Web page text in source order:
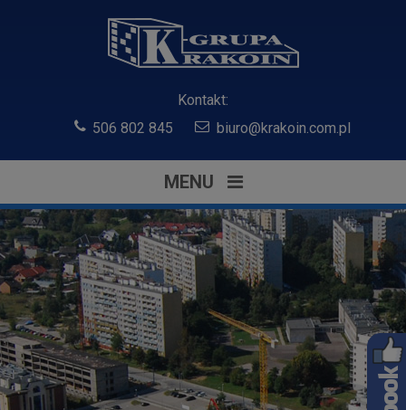
Kontakt:
506 802 845
biuro@krakoin.com.pl
MENU